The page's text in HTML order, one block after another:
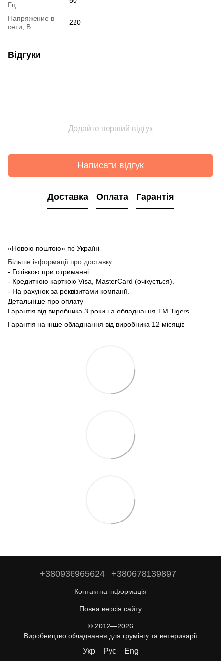
Гц
Напряжение в
сети, В
220
Відгуки
Додайте перший відгук
Написати відгук
Доставка Оплата Гарантія
«Новою поштою» по Україні
Більше інформації про доставку
- Готівкою при отриманні.
- Кредитною карткою Visa, MasterCard (очікується).
- На рахунок за реквізитами компанії.
Детальніше про оплату
Гарантія від виробника 3 роки на обладнання TM Tigers
Гарантія на інше обладнання від виробника 12 місяців
+380936965624 +380678139897
Контактна інформація
Повна версія сайту
© 2012—2026
Виробництво обладнання для грумінгу та ветеринарії
Укр Рус Eng